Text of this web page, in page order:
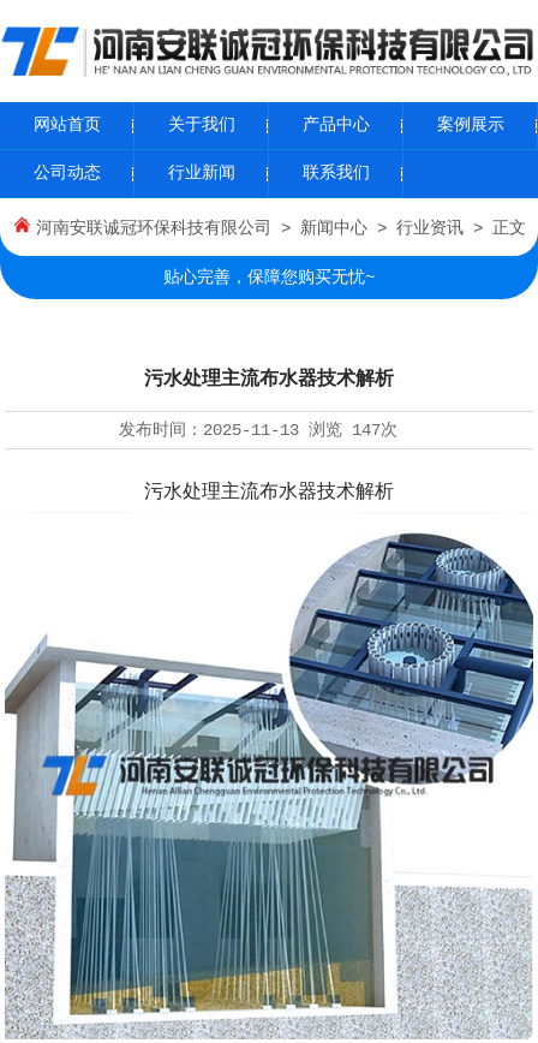
网站首页 关于我们 产品中心 案例展示
公司动态 行业新闻 联系我们
河南安联诚冠环保科技有限公司 > 新闻中心> 行业资讯> 正文
贴心完善，保障您购买无忧~
污水处理主流布水器技术解析
发布时间： 2025-11-13 浏览 147次
污水处理主流布水器技术解析